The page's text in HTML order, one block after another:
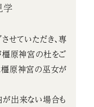
学
せていただき、専
橿原神宮の杜をご
原神宮の巫女が
出来ない場合も